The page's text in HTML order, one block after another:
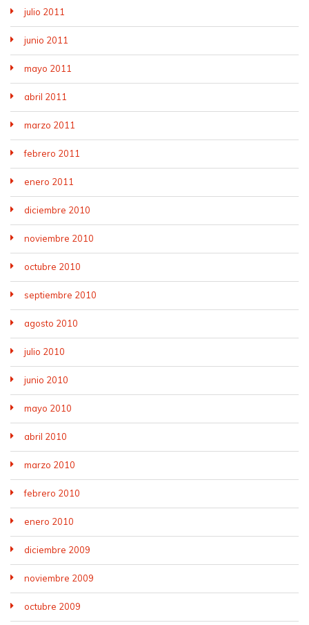
julio 2011
junio 2011
mayo 2011
abril 2011
marzo 2011
febrero 2011
enero 2011
diciembre 2010
noviembre 2010
octubre 2010
septiembre 2010
agosto 2010
julio 2010
junio 2010
mayo 2010
abril 2010
marzo 2010
febrero 2010
enero 2010
diciembre 2009
noviembre 2009
octubre 2009